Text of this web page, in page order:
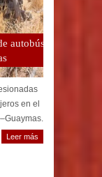
autobús
en el
Leer más